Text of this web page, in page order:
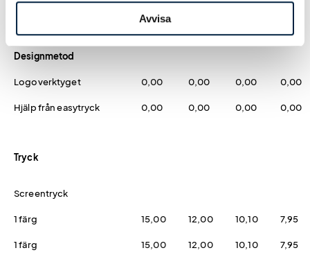
Avvisa
Grön 0,00 0,00 0,00 0,00
Designmetod
Logoverktyget 0,00 0,00 0,00 0,00
Hjälp från easytryck 0,00 0,00 0,00 0,00
Tryck
Screentryck
1 färg 15,00 12,00 10,10 7,95
1 färg 15,00 12,00 10,10 7,95